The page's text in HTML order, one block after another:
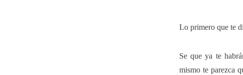
Lo primero que te
Se que ya te
mismo te parezca